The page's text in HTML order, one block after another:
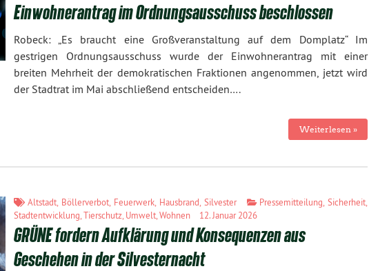
Einwohnerantrag im Ordnungsausschuss beschlossen
Robeck: „Es braucht eine Großveranstaltung auf dem Domplatz“ Im
gestrigen Ordnungsausschuss wurde der Einwohnerantrag mit einer
breiten Mehrheit der demokratischen Fraktionen angenommen, jetzt wird
der Stadtrat im Mai abschließend entscheiden….
Weiterlesen »
Altstadt Böllerverbot Feuerwerk Hausbrand Silvester Pressemitteilung ,Sicherheit
Stadtentwicklung Tierschutz, Umwelt, Wohnen 12. Januar 2026
GRÜNE fordern Aufklärung und Konsequenzen aus
Geschehen in der Silvesternacht